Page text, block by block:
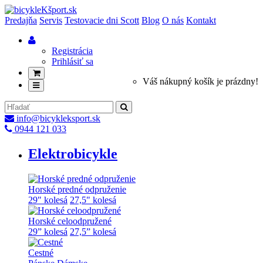
Predajňa Servis Testovacie dni Scott Blog O nás Kontakt
Registrácia
Prihlásiť sa
Váš nákupný košík je prázdny!
info@bicykleksport.sk
0944 121 033
Elektrobicykle
Horské predné odpruženie
29" kolesá 27,5" kolesá
Horské celoodpružené
29” kolesá 27,5” kolesá
Cestné